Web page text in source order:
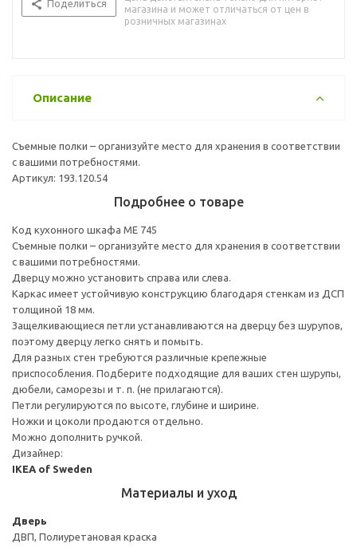
Поделиться
магазина и может отличаться от цен в
розничных магазинах
Описание
Съемные полки – организуйте место для хранения в соответствии
с вашими потребностями.
Артикул: 193.120.54
Подробнее о товаре
Код кухонного шкафа ME 745
Съемные полки – организуйте место для хранения в соответствии
с вашими потребностями.
Дверцу можно установить справа или слева.
Каркас имеет устойчивую конструкцию благодаря стенкам из ДСП
толщиной 18 мм.
Защелкивающиеся петли устанавливаются на дверцу без шурупов,
поэтому дверцу легко снять и помыть.
Для разных стен требуются различные крепежные
приспособления. Подберите подходящие для ваших стен шурупы,
дюбели, саморезы и т. п. (не прилагаются).
Петли регулируются по высоте, глубине и ширине.
Ножки и цоколи продаются отдельно.
Можно дополнить ручкой.
Дизайнер:
IKEA of Sweden
Материалы и уход
Дверь
ДВП, Полиуретановая краска